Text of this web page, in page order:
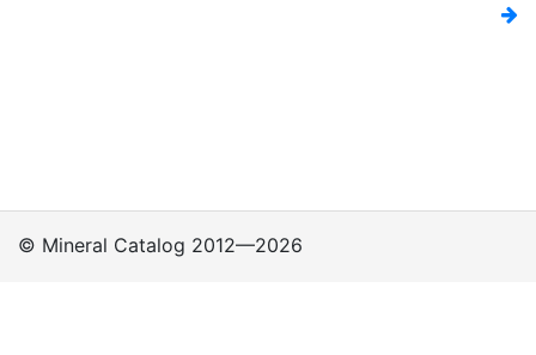
© Mineral Catalog 2012—2026